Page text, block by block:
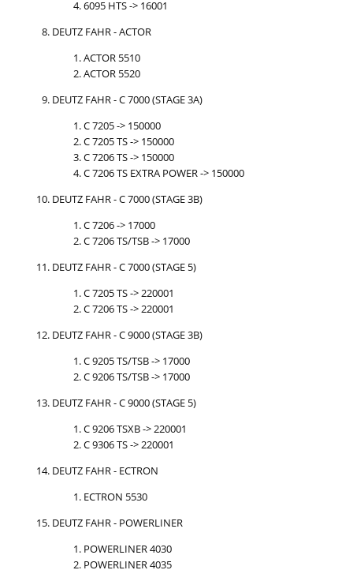
6095 HTS -> 16001
DEUTZ FAHR - ACTOR
ACTOR 5510
ACTOR 5520
DEUTZ FAHR - C 7000 (STAGE 3A)
C 7205 -> 150000
C 7205 TS -> 150000
C 7206 TS -> 150000
C 7206 TS EXTRA POWER -> 150000
DEUTZ FAHR - C 7000 (STAGE 3B)
C 7206 -> 17000
C 7206 TS/TSB -> 17000
DEUTZ FAHR - C 7000 (STAGE 5)
C 7205 TS -> 220001
C 7206 TS -> 220001
DEUTZ FAHR - C 9000 (STAGE 3B)
C 9205 TS/TSB -> 17000
C 9206 TS/TSB -> 17000
DEUTZ FAHR - C 9000 (STAGE 5)
C 9206 TSXB -> 220001
C 9306 TS -> 220001
DEUTZ FAHR - ECTRON
ECTRON 5530
DEUTZ FAHR - POWERLINER
POWERLINER 4030
POWERLINER 4035